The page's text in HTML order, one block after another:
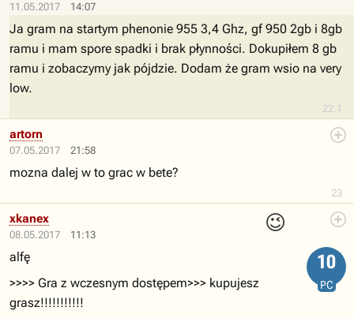
11.05.2017 14:07
22.1
Ja gram na startym phenonie 955 3,4 Ghz, gf 950 2gb i 8gb
ramu i mam spore spadki i brak płynności. Dokupiłem 8 gb
ramu i zobaczymy jak pójdzie. Dodam że gram wsio na very
low.
07.05.2017 21:58
23
artorn
mozna dalej w to grac w bete?
08.05.2017 11:13
😉
xkanex
10
PC
alfę
>>>> Gra z wczesnym dostępem>>> kupujesz
grasz!!!!!!!!!!!